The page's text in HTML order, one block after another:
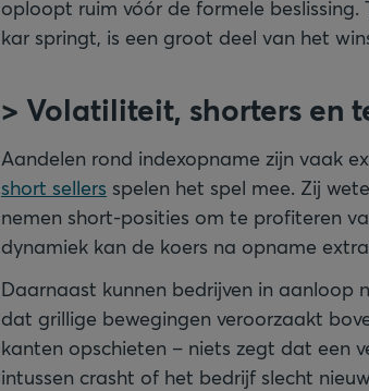
oploopt ruim vóór de formele
kar springt, is een groot deel van het
> Volatiliteit, shorters en
Aandelen rond indexopname zijn vaak
short sellers spelen het spel mee. Zij
nemen short-posities om te profiteren
dynamiek kan de koers na opname
Daarnaast kunnen bedrijven in aanloop
dat grillige bewegingen veroorzaakt
kanten opschieten – niets zegt dat een
intussen crasht of het bedrijf slecht